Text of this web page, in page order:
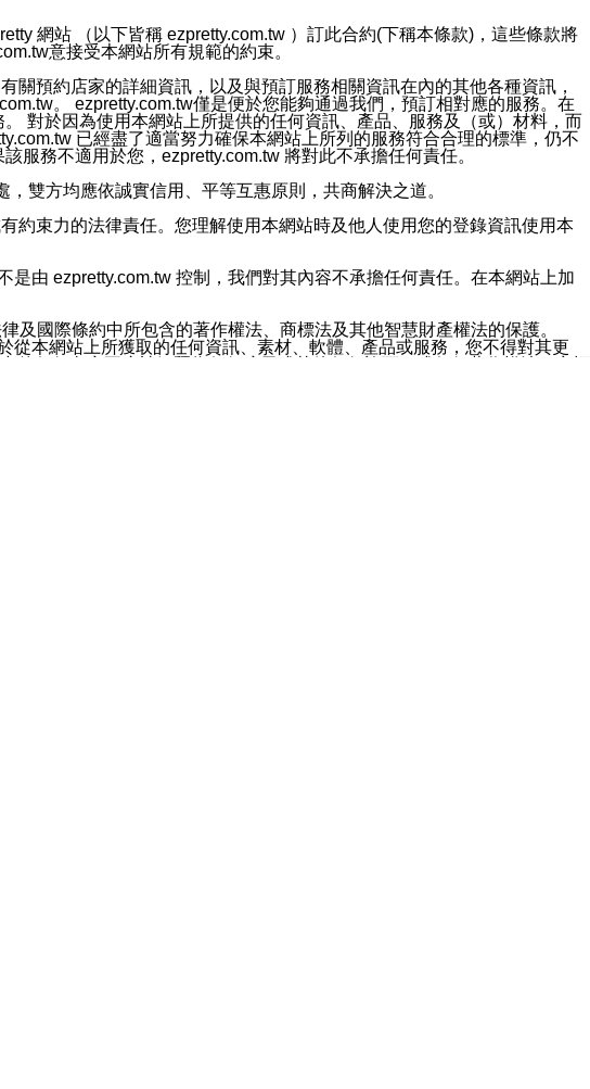
考。您能依照該資料或電子郵件所指示之方法、說明或功能連結，隨時
三個條件者，將可收到通知型訊息。
網站 （以下皆稱 ezpretty.com.tw ）訂此合約(下稱本條款)，這些條款將
意接受本網站所有規範的約束。
預約店家的詳細資訊，以及與預訂服務相關資訊在內的其他各種資訊，
。 ezpretty.com.tw僅是便於您能夠通過我們，預訂相對應的服務。在
對於因為使用本網站上所提供的任何資訊、產品、服務及（或）材料，而
已經盡了適當努力確保本網站上所列的服務符合合理的標準，仍不
服務不適用於您，ezpretty.com.tw 將對此不承擔任何責任。
雙方均應依誠實信用、平等互惠原則，共商解決之道。
約束力的法律責任。您理解使用本網站時及他人使用您的登錄資訊使用本
由 ezpretty.com.tw 控制，我們對其內容不承擔任何責任。在本網站上加
國際條約中所包含的著作權法、商標法及其他智慧財產權法的保護。
本網站上所獲取的任何資訊、素材、軟體、產品或服務，您不得對其更